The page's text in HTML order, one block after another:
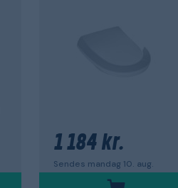
1 184 kr.
Sendes mandag 10. aug.